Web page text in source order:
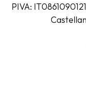
PIVA: